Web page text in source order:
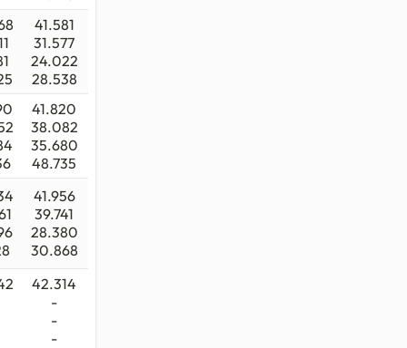
41.581
31.577
24.022
28.538
41.820
38.082
35.680
48.735
41.956
39.741
28.380
30.868
42.314
-
-
-